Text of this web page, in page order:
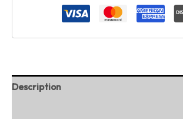
Description